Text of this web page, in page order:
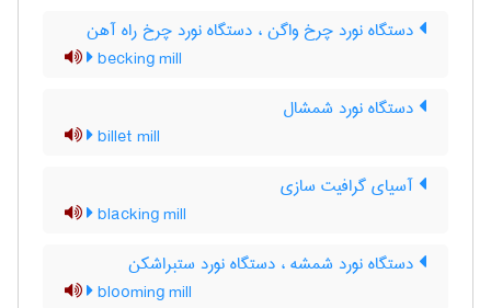
دستگاه نورد چرخ واگن ، دستگاه نورد چرخ راه آهن
becking mill
دستگاه نورد شمشال
billet mill
آسیای گرافیت سازی
blacking mill
دستگاه نورد شمشه ، دستگاه نورد ستبراشکن
blooming mill